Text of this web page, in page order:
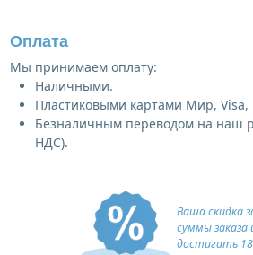
Оплата
Мы принимаем оплату:
Наличными.
Пластиковыми картами Мир,
Безналичным переводом на наш
НДС).
Ваша скидка
суммы
достигать